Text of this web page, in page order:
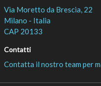
Via Moretto da Brescia, 22
Milano - Italia
CAP 20133
Contatti
Contatta il nostro team per